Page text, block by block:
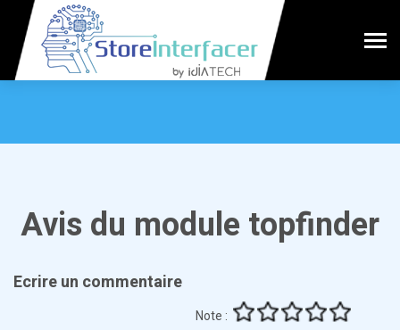
Avis du module topfinder
Ecrire un commentaire
Note :